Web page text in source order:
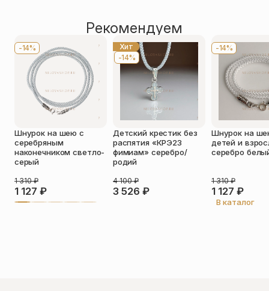
Оставить отзыв
Подтверждаю свое согласие с
политикой конфиденциальности
даю согласие на обработку
персональных данных
Пока нет отзывов. Будьте первым!
Рекомендуем
-14%
Шнурок на шею с
серебряным
наконечником светло-
серый
1 127 ₽
1 310₽
Хит
-14%
Детский крестик без
распятия «КРЭ23
фимиам» серебро/
родий
3 526 ₽
4 100₽
-14%
Шнурок на
детей и
серебро
1 127 ₽
1 310₽
В каталог